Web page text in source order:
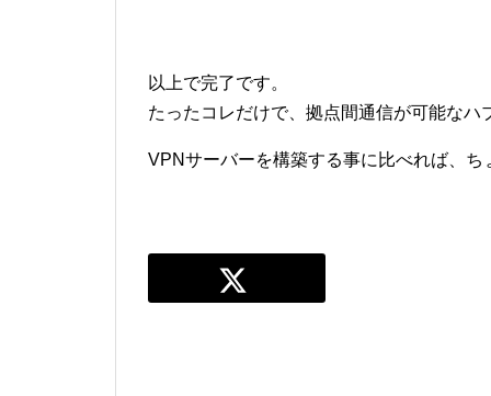
以上で完了です。
たったコレだけで、拠点間通信が可能な
VPNサーバーを構築する事に比べれば、ち